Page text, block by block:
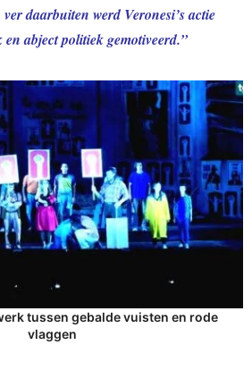
daarbuiten werd Veronesi’s actie
abject politiek gemotiveerd.”
tussen gebalde vuisten en rode
vlaggen